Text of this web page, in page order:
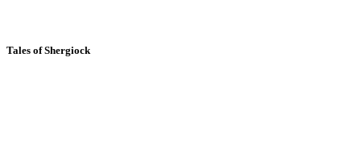
Tales of Shergiock